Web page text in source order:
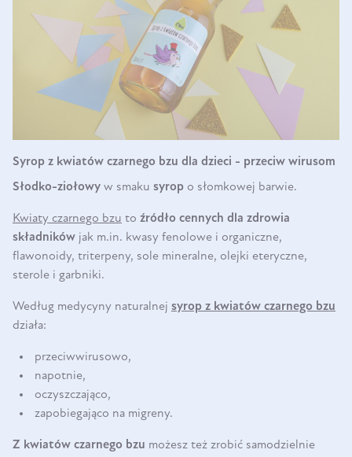
Syrop z kwiatów czarnego bzu dla dzieci - przeciw wirusom
Słodko-ziołowy w smaku syrop o słomkowej barwie.
Kwiaty czarnego bzu to źródło cennych dla zdrowia
składników jak m.in. kwasy fenolowe i organiczne,
flawonoidy, triterpeny, sole mineralne, olejki eteryczne,
sterole i garbniki.
Według medycyny naturalnej syrop z kwiatów czarnego bzu
działa:
przeciwwirusowo,
napotnie,
oczyszczająco,
zapobiegająco na migreny.
Z kwiatów czarnego bzu możesz też zrobić samodzielnie